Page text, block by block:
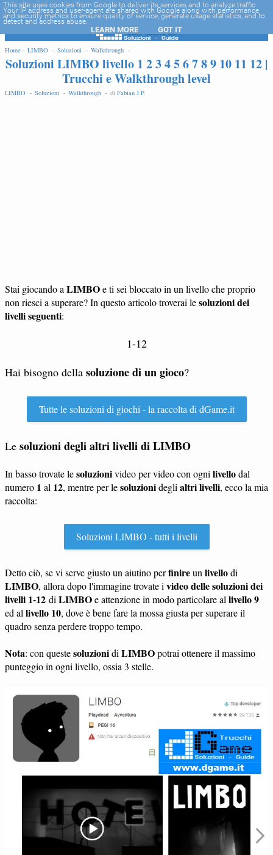
-->
Home - LIMBO - Soluzioni - Walkthrough -
Soluzioni LIMBO livello 1 2 3 4 5 6 7 8 9 10 11 12 |
Trucchi e Walkthrough level
LIMBO - Soluzioni - Walkthrough - di Fabian J.P.
Stai giocando a LIMBOe ti sei bloccato in un livello che proprio
non riesci a superare? In questo articolo troverai lesoluzioni dei
livelli seguenti:
1-12
Hai bisogno della soluzione di un gioco?
Tutte le soluzioni di giochi - la raccolta di dGame.it
Le soluzioni degli altri livelli di LIMBO
In basso trovate lesoluzionivideo per video con ogni livellodal
numero 1 al 12, mentre per lesoluzionidegli altri livelli, ecco la mia
raccolta:
Soluzioni LIMBO - tutti i livelli
Detto ciò, se vi serve giusto un aiutino perfinireun livellodi
LIMBO, allora dopo l'immagine trovate i video delle soluzioni dei
livelli 1-12 di LIMBOe attenzione in modo particolare al livello 9
ed al livello 10, dove è bene fare la mossa giusta per superare il
quadro senza perdere troppo tempo.
Nota: con questesoluzionidi LIMBOpotrai ottenere il massimo
punteggio in ogni livello, ossia 3 stelle.
EDIT
This site uses cookies from Google to deliver its services and to analyze traffic.
Your IP address and user-agent are shared with Google along with performance
and security metrics to ensure quality of service, generate usage statistics, and to
detect and address abuse.
LEARN MORE GOT IT